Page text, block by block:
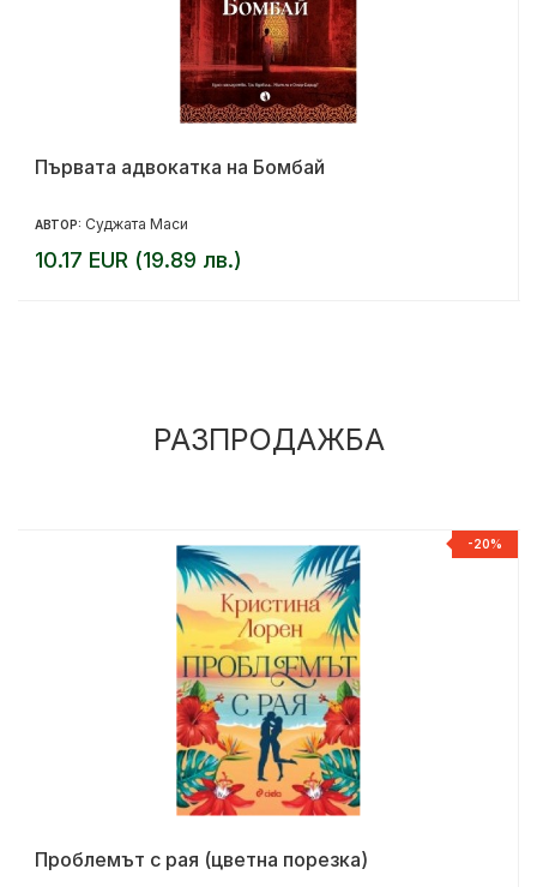
Първата адвокатка на Бомбай
АВТОР: Суджата Маси
10.17 EUR (19.89 лв.)
РАЗПРОДАЖБА
-20%
Проблемът с рая (цветна порезка)